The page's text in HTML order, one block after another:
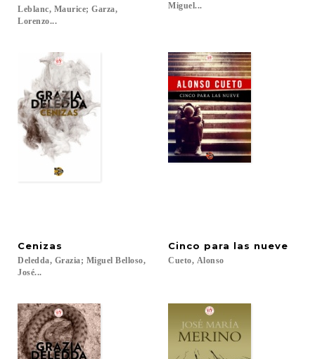
Leblanc, Maurice; Garza,
Lorenzo...
Miguel...
Cenizas
Deledda, Grazia; Miguel Belloso,
José...
Cinco para las nueve
Cueto, Alonso